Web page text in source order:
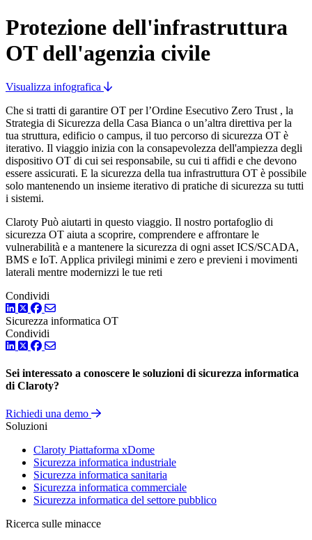
Protezione dell'infrastruttura
OT dell'agenzia civile
Visualizza infografica
Che si tratti di garantire OT per l’Ordine Esecutivo Zero Trust , la
Strategia di Sicurezza della Casa Bianca o un’altra direttiva per la
tua struttura, edificio o campus, il tuo percorso di sicurezza OT è
iterativo. Il viaggio inizia con la consapevolezza dell'ampiezza degli
dispositivo OT di cui sei responsabile, su cui ti affidi e che devono
essere assicurati. E la sicurezza della tua infrastruttura OT è possibile
solo mantenendo un insieme iterativo di pratiche di sicurezza su tutti
i sistemi.
Claroty Può aiutarti in questo viaggio. Il nostro portafoglio di
sicurezza OT aiuta a scoprire, comprendere e affrontare le
vulnerabilità e a mantenere la sicurezza di ogni asset ICS/SCADA,
BMS e IoT. Applica privilegi minimi e zero e previeni i movimenti
laterali mentre modernizzi le tue reti
Condividi
LinkedIn
TwitterFacebook
Sicurezza informatica OT
Condividi
LinkedIn
TwitterFacebook
Sei interessato a conoscere le soluzioni di sicurezza informatica
di Claroty?
Richiedi una demo
Soluzioni
Claroty Piattaforma xDome
Sicurezza informatica industriale
Sicurezza informatica sanitaria
Sicurezza informatica commerciale
Sicurezza informatica del settore pubblico
Ricerca sulle minacce